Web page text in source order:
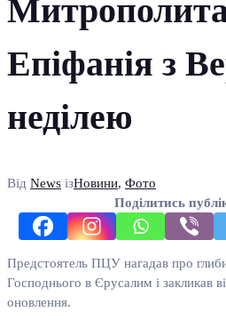
Епіфанія з
неділею
Від News ізНовини, Фото
Поділитись
Предстоятель ПЦУ нагадав про
Господнього в Єрусалим і закликав
оновлення.